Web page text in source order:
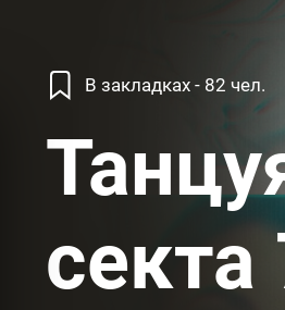
В закладках - 82 чел.